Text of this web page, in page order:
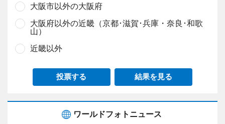
大阪市以外の大阪府
大阪府以外の近畿（京都･滋賀･兵庫・奈良･和歌
山）
近畿以外
投票する 結果を見る
ワールドフォトニュース